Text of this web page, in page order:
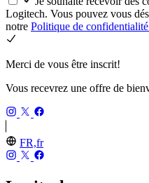
Logitech. Vous pouvez vous
notre Politique de
Merci de vous être inscrit!
Vous recevrez une offre de
FR,fr